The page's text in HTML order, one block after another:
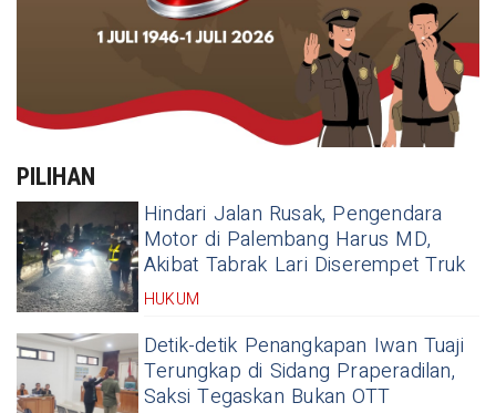
PILIHAN
Hindari Jalan Rusak, Pengendara
Motor di Palembang Harus MD,
Akibat Tabrak Lari Diserempet Truk
HUKUM
Detik-detik Penangkapan Iwan Tuaji
Terungkap di Sidang Praperadilan,
Saksi Tegaskan Bukan OTT